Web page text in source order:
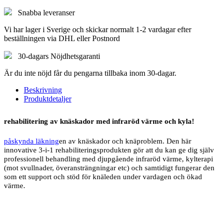
Snabba leveranser
Vi har lager i Sverige och skickar normalt 1-2 vardagar efter
beställningen via DHL eller Postnord
30-dagars Nöjdhetsgaranti
Är du inte nöjd får du pengarna tillbaka inom 30-dagar.
Beskrivning
Produktdetaljer
rehabilitering av knäskador med infraröd värme och kyla!
påskynda läkningen av knäskador och knäproblem. Den här
innovative 3-i-1 rehabiliteringsprodukten gör att du kan ge dig själv
professionell behandling med djupgående infraröd värme, kylterapi
(mot svullnader, överansträngningar etc) och samtidigt fungerar den
som ett support och stöd för knäleden under vardagen och ökad
värme.